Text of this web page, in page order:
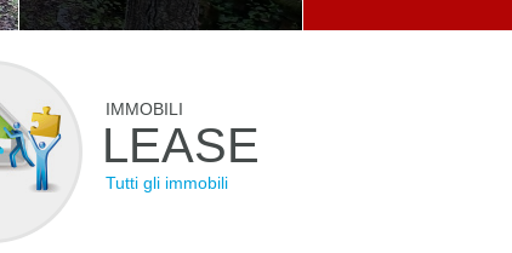
IMMOBILI
LEASE
Tutti gli immobili